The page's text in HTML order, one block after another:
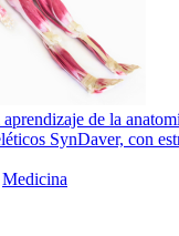
de la
SynDaver, con
Medicina